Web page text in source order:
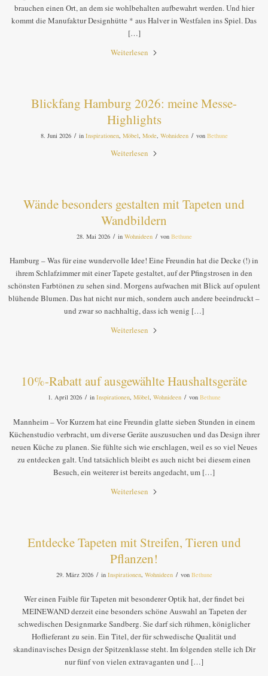
brauchen einen Ort, an dem sie wohlbehalten aufbewahrt werden. Und hier
kommt die Manufaktur Designhütte * aus Halver in Westfalen ins Spiel. Das
[…]
Weiterlesen
Blickfang Hamburg 2026: meine Messe-
Highlights
8. Juni 2026 / in Inspirationen, Möbel, Mode, Wohnideen / von Bethune
Weiterlesen
Wände besonders gestalten mit Tapeten und
Wandbildern
28. Mai 2026 / in Wohnideen / von Bethune
Hamburg – Was für eine wundervolle Idee! Eine Freundin hat die Decke (!) in
ihrem Schlafzimmer mit einer Tapete gestaltet, auf der Pfingstrosen in den
schönsten Farbtönen zu sehen sind. Morgens aufwachen mit Blick auf opulent
blühende Blumen. Das hat nicht nur mich, sondern auch andere beeindruckt –
und zwar so nachhaltig, dass ich wenig […]
Weiterlesen
10%-Rabatt auf ausgewählte Haushaltsgeräte
1. April 2026 / in Inspirationen, Möbel, Wohnideen / von Bethune
Mannheim – Vor Kurzem hat eine Freundin glatte sieben Stunden in einem
Küchenstudio verbracht, um diverse Geräte auszusuchen und das Design ihrer
neuen Küche zu planen. Sie fühlte sich wie erschlagen, weil es so viel Neues
zu entdecken galt. Und tatsächlich bleibt es auch nicht bei diesem einen
Besuch, ein weiterer ist bereits angedacht, um […]
Weiterlesen
Entdecke Tapeten mit Streifen, Tieren und
Pflanzen!
29. März 2026 / in Inspirationen, Wohnideen / von Bethune
Wer einen Faible für Tapeten mit besonderer Optik hat, der findet bei
MEINEWAND derzeit eine besonders schöne Auswahl an Tapeten der
schwedischen Designmarke Sandberg. Sie darf sich rühmen, königlicher
Hoflieferant zu sein. Ein Titel, der für schwedische Qualität und
skandinavisches Design der Spitzenklasse steht. Im folgenden stelle ich Dir
nur fünf von vielen extravaganten und […]